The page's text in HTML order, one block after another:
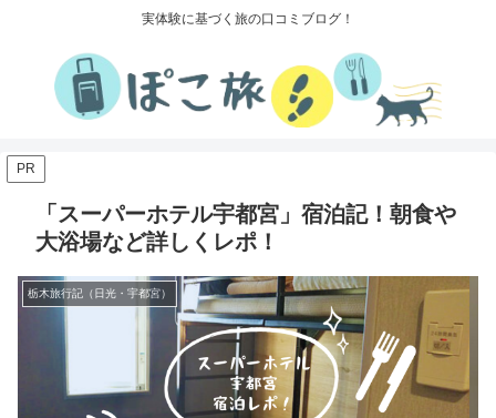
実体験に基づく旅の口コミブログ！
PR
「スーパーホテル宇都宮」宿泊記！朝食や
大浴場など詳しくレポ！
栃木旅行記（日光・宇都宮）